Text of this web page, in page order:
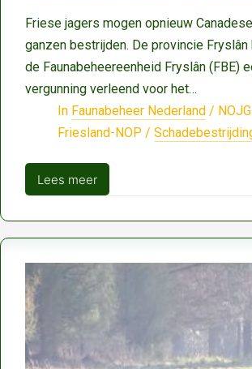
Friese jagers mogen opnieuw Canadese
ganzen bestrijden. De provincie
de Faunabeheereenheid Fryslân (FBE)
vergunning verleend voor het…
In Faunabeheer Nederland / NOJG
Friesland-NOP /
Lees meer
Provincie
Canadese
toe
om
snelle